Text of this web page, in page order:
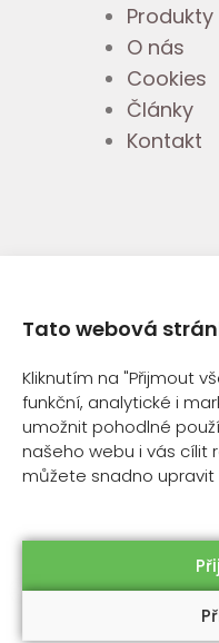
Tato webová
Kliknutím na "Přijmout
funkční, analytické i
umožnit pohodlné
našeho webu i vás cílit
můžete snadno upravit
Produkty
O nás
Cookies
Články
Kontakt
© 2013-2025
OBCHODNÍ